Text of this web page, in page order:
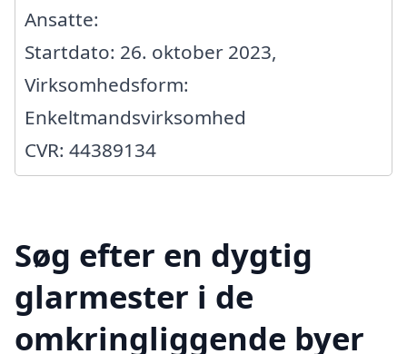
Ansatte:
Startdato: 26. oktober 2023,
Virksomhedsform:
Enkeltmandsvirksomhed
CVR: 44389134
Søg efter en dygtig
glarmester i de
omkringliggende byer